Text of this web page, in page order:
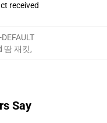
received
땀 재킷,
Say